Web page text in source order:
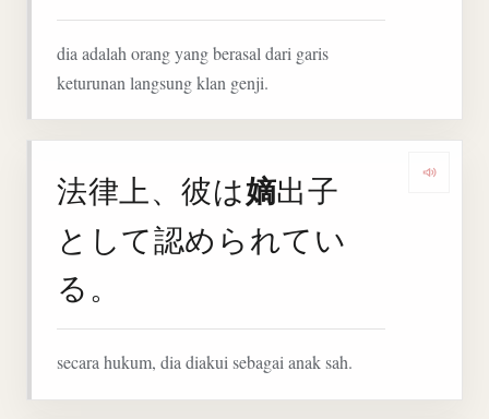
dia adalah orang yang berasal dari garis
keturunan langsung klan genji.
法律上、彼は嫡出子
として認められてい
る。
secara hukum, dia diakui sebagai anak sah.